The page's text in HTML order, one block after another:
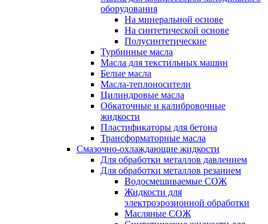
оборудования
На минеральной основе
На синтетической основе
Полусинтетические
Турбинные масла
Масла для текстильных машин
Белые масла
Масла-теплоносители
Цилиндровые масла
Обкаточные и калибровочные
жидкости
Пластификаторы для бетона
Трансформаторные масла
Смазочно-охлаждающие жидкости
Для обработки металлов давлением
Для обработки металлов резанием
Водосмешиваемые СОЖ
Жидкости для
электроэрозионной обработки
Масляные СОЖ